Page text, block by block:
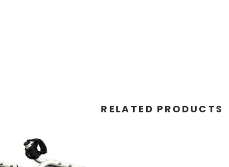
RELATED PRODUCTS